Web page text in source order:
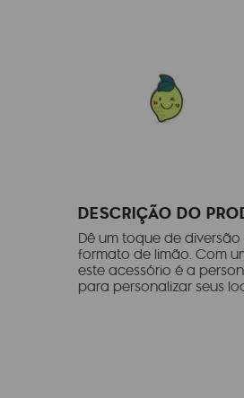
DESCRIÇÃO DO
Dê um toque de
formato de limão. Com
este acessório é a
para personalizar seus